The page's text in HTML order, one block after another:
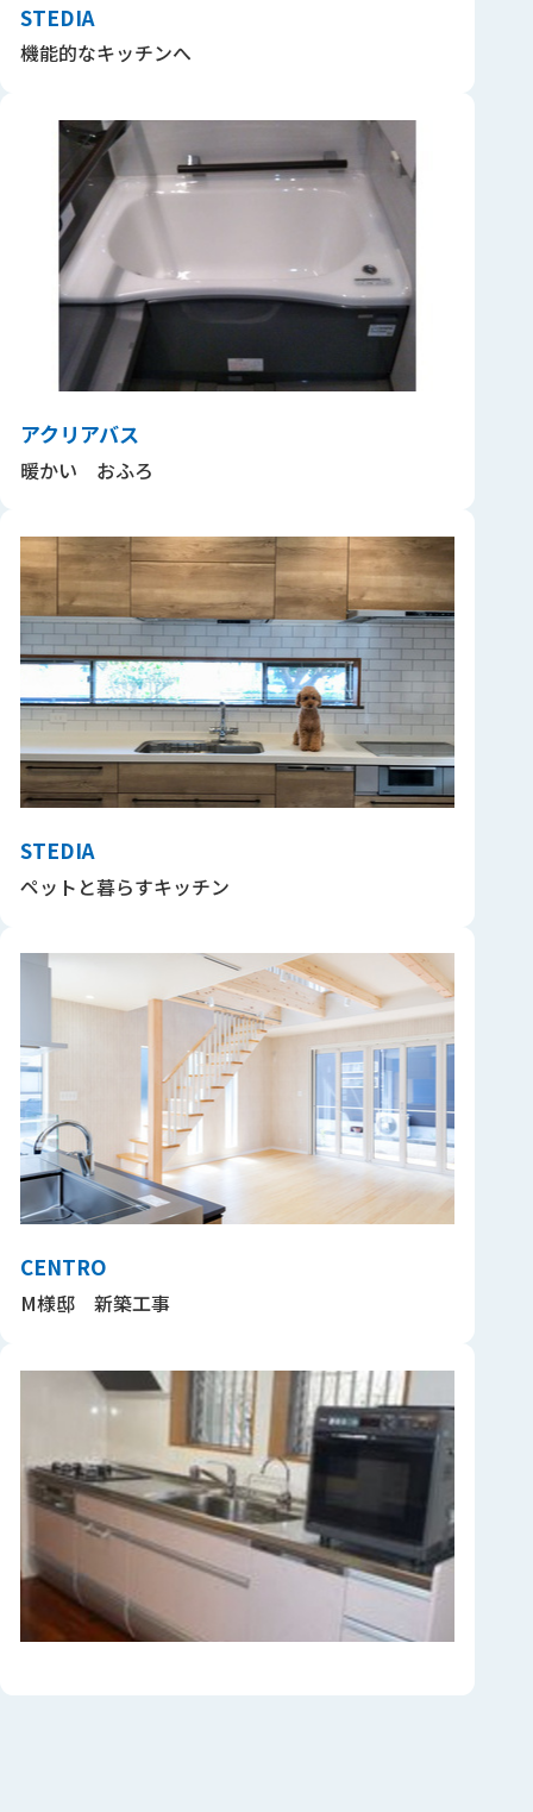
STEDIA
機能的なキッチンへ
アクリアバス
暖かい おふろ
STEDIA
ペットと暮らすキッチン
CENTRO
M様邸 新築工事